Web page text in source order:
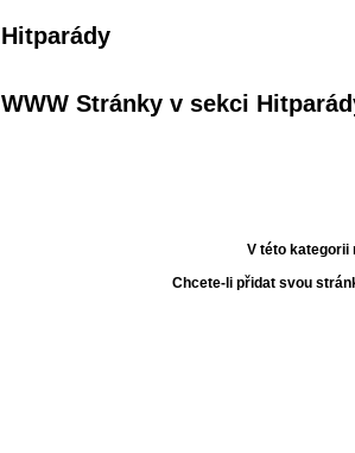
Hitparády
WWW Stránky v sekci
V této kategorii
Chcete-li přidat svou